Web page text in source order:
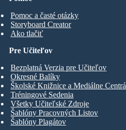
Pomoc a časté otázky
Storyboard Creator
Ako tlačiť
Pre Učiteľov
Bezplatná Verzia pre Učiteľov
Okresné Balíky
Školské Knižnice a Mediálne Centrá
Tréningové Sedenia
Všetky Učiteľské Zdroje
Šablóny Pracovných Listov
Šablóny Plagátov